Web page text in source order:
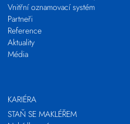
Vnitřní oznamovací systém
Partneři
Reference
Aktuality
Média
KARIÉRA
STAŇ SE MAKLÉŘEM